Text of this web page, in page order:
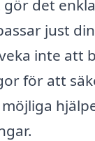
gör det
just
inte att
för att